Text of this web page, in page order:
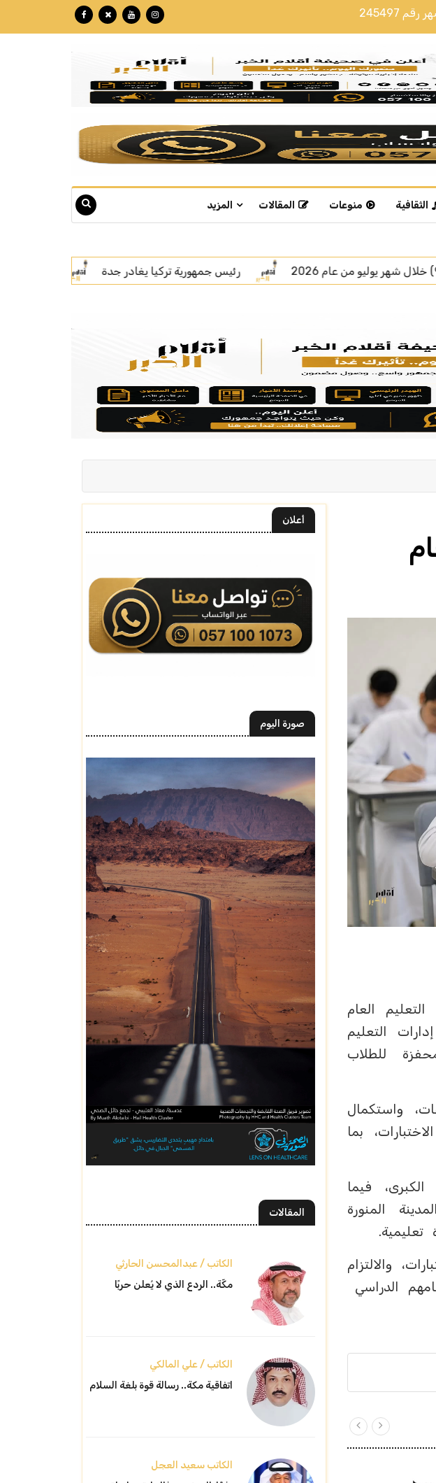
رقم 245497
الثقافية منوعات المقالات المزيد
رئيس جمهورية تركيا يغادر جدة اتفاقية مكة.. رسالة قوة بلغة السلام
1447هـ في مدارس التعليم العام
التعليم
للطلاب
واستكمال
بما
فيما
المنورة
والالتزام
الدراسي
أعلان
صورة اليوم
المقالات
الكاتب / عبدالمحسن الحارثي
مكّة.. الردع الذي لا يُعلن حربًا
الكاتب / علي المالكي
اتفاقية مكة.. رسالة قوة بلغة السلام
الكاتب سعيد العجل